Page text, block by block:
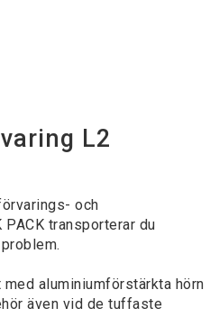
L2
och
transporterar du
aluminiumförstärkta hörn
även vid de tuffaste